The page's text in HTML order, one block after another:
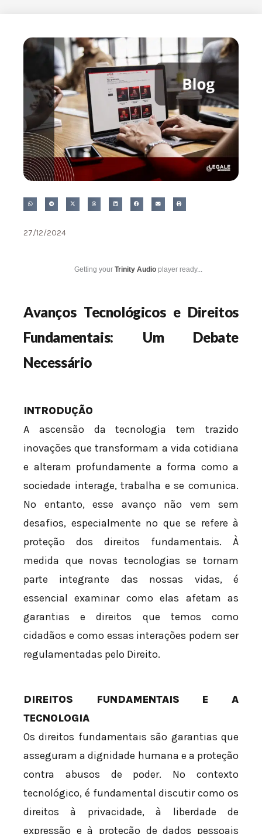
27/12/2024
Getting your Trinity Audio player ready...
Avanços Tecnológicos e Direitos
Fundamentais: Um Debate
Necessário
INTRODUÇÃO
A ascensão da tecnologia tem trazido
inovações que transformam a vida cotidiana
e alteram profundamente a forma como a
sociedade interage, trabalha e se comunica.
No entanto, esse avanço não vem sem
desafios, especialmente no que se refere à
proteção dos direitos fundamentais. À
medida que novas tecnologias se tornam
parte integrante das nossas vidas, é
essencial examinar como elas afetam as
garantias e direitos que temos como
cidadãos e como essas interações podem ser
regulamentadas pelo Direito.
DIREITOS FUNDAMENTAIS E A
TECNOLOGIA
Os direitos fundamentais são garantias que
asseguram a dignidade humana e a proteção
contra abusos de poder. No contexto
tecnológico, é fundamental discutir como os
direitos à privacidade, à liberdade de
expressão e à proteção de dados pessoais